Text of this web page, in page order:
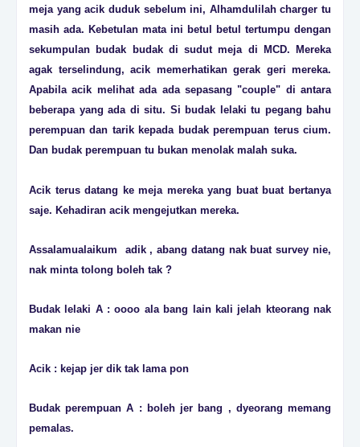
meja yang acik duduk sebelum ini, Alhamdulilah charger tu
masih ada. Kebetulan mata ini betul betul tertumpu dengan
sekumpulan budak budak di sudut meja di MCD. Mereka
agak terselindung, acik memerhatikan gerak geri mereka.
Apabila acik melihat ada ada sepasang "couple" di antara
beberapa yang ada di situ. Si budak lelaki tu pegang bahu
perempuan dan tarik kepada budak perempuan terus cium.
Dan budak perempuan tu bukan menolak malah suka.
Acik terus datang ke meja mereka yang buat buat bertanya
saje. Kehadiran acik mengejutkan mereka.
Assalamualaikum adik , abang datang nak buat survey nie,
nak minta tolong boleh tak ?
Budak lelaki A : oooo ala bang lain kali jelah kteorang nak
makan nie
Acik : kejap jer dik tak lama pon
Budak perempuan A : boleh jer bang , dyeorang memang
pemalas.